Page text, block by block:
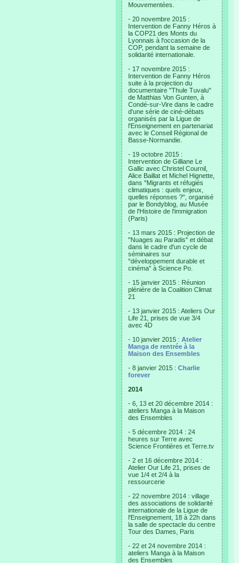
Mouvementées.
- 20 novembre 2015 :
Intervention de Fanny Héros à
la COP21 des Monts du
Lyonnais à l'occasion de la
COP, pendant la semaine de
solidarité internationale.
- 17 novembre 2015 :
Intervention de Fanny Héros
suite à la projection du
documentaire "Thule Tuvalu"
de Matthias Von Gunten, à
Condé-sur-Vire dans le cadre
d'une série de ciné-débats
organisés par la Ligue de
l'Enseignement en partenariat
avec le Conseil Régional de
Basse-Normandie.
- 19 octobre 2015 :
Intervention de Gilliane Le
Gallic avec Christel Cournil,
Alice Baillat et Michel Hignette,
dans "Migrants et réfugiés
climatiques : quels enjeux,
quelles réponses ?", organisé
par le Bondyblog, au Musée
de l'Histoire de l'immigration
(Paris)
- 13 mars 2015 : Projection de
"Nuages au Paradis" et débat
dans le cadre d'un cycle de
séminaires sur
"développement durable et
cinéma" à Science Po.
- 15 janvier 2015 : Réunion
plénière de la Coalition Climat
21
- 13 janvier 2015 : Ateliers Our
Life 21, prises de vue 3/4
avec 4D
- 10 janvier 2015 : Atelier
Manga de rentrée à la
Maison des Ensembles
- 8 janvier 2015 : Charlie
forever
2014
- 6, 13 et 20 décembre 2014 :
ateliers Manga à la Maison
des Ensembles
- 5 décembre 2014 : 24
heures sur Terre avec
Science Frontières et Terre.tv
- 2 et 16 décembre 2014 :
Atelier Our Life 21, prises de
vue 1/4 et 2/4 à la
ressourcerie
- 22 novembre 2014 : village
des associations de solidarité
internationale de la Ligue de
l'Enseignement, 18 à 22h dans
la salle de spectacle du centre
Tour des Dames, Paris
- 22 et 24 novembre 2014 :
ateliers Manga à la Maison
des Ensembles